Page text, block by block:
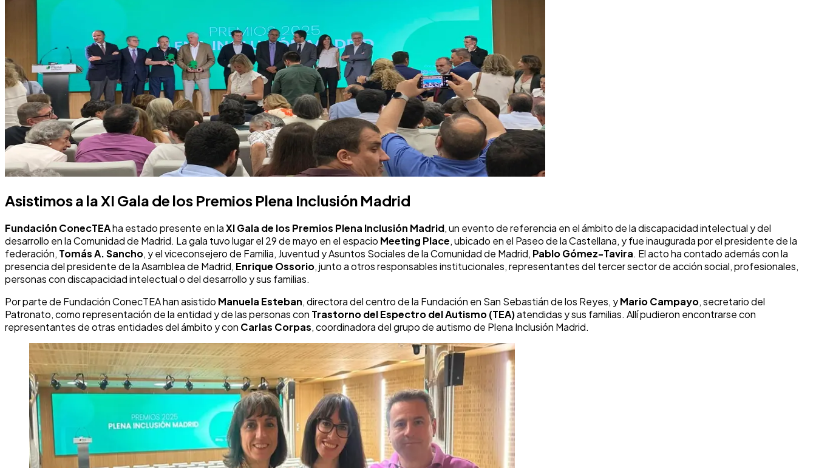
Asistimos a la XI Gala de los Premios Plena Inclusión Madrid
Fundación ConecTEAha estado presente en laXI Gala de los Premios Plena Inclusión Madrid, un evento de referencia en el ámbito de la discapacidad intelectual y del
desarrollo en la Comunidad de Madrid. La gala tuvo lugar el 29 de mayo en el espacio Meeting Place, ubicado en el Paseo de la Castellana, y fue inaugurada por el presidente de la
federación, Tomás A. Sancho, y el viceconsejero de Familia, Juventud y Asuntos Sociales de la Comunidad de Madrid, Pablo Gómez-Tavira. El acto ha contado además con la
presencia del presidente de la Asamblea de Madrid, Enrique Ossorio, junto a otros responsables institucionales, representantes del tercer sector de acción social, profesionales,
personas con discapacidad intelectual o del desarrollo y sus familias.
Por parte de Fundación ConecTEA han asistido Manuela Esteban, directora del centro de la Fundación en San Sebastián de los Reyes, yMario Campayo, secretario del
Patronato, como representación de la entidad y de las personas con Trastorno del Espectro del Autismo (TEA)atendidas y sus familias. Allí pudieron encontrarse con
representantes de otras entidades del ámbito y con Carlas Corpas, coordinadora del grupo de autismo de Plena Inclusión Madrid.